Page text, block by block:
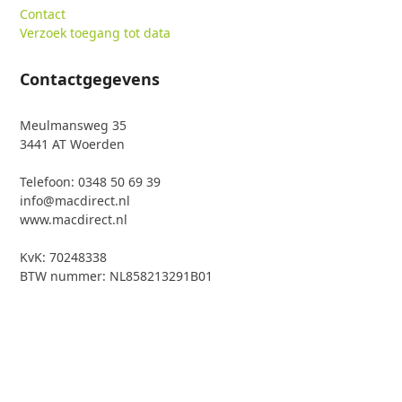
Contact
Verzoek toegang tot data
Contactgegevens
Meulmansweg 35
3441 AT Woerden
Telefoon: 0348 50 69 39
info@macdirect.nl
www.macdirect.nl
KvK: 70248338
BTW nummer: NL858213291B01